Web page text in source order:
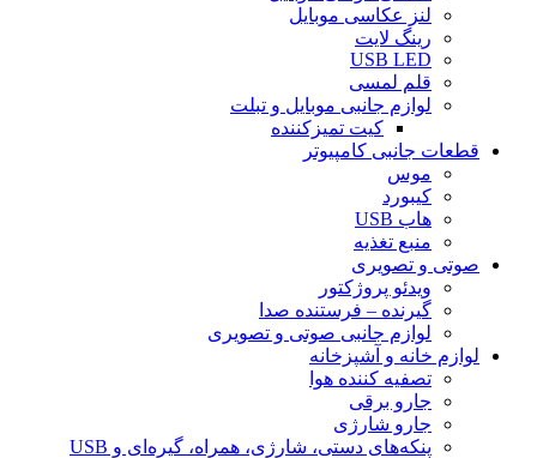
لنز عکاسی موبایل
رینگ لایت
USB LED
قلم لمسی
لوازم جانبی موبایل و تبلت
کیت تمیزکننده
قطعات جانبی کامپیوتر
موس
کیبورد
هاب USB
منبع تغذیه
صوتی و تصویری
ویدئو پروژکتور
گیرنده – فرستنده صدا
لوازم جانبی صوتی و تصویری
لوازم خانه و آشپزخانه
تصفیه کننده هوا
جارو برقی
جارو شارژی
پنکه‌های دستی، شارژی، همراه، گیره‌ای و USB